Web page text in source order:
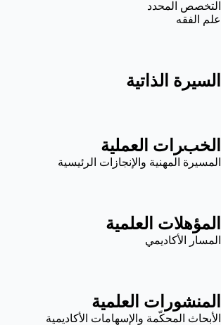
التخصص المحدد
علم الفقه
السيرة الذاتية
الخبرات العملية
المسيرة المهنية والإنجازات الرئيسية
المؤهلات العلمية
المسار الأكاديمي
المنشورات العلمية
الأبحاث المحكّمة والإسهامات الأكاديمية